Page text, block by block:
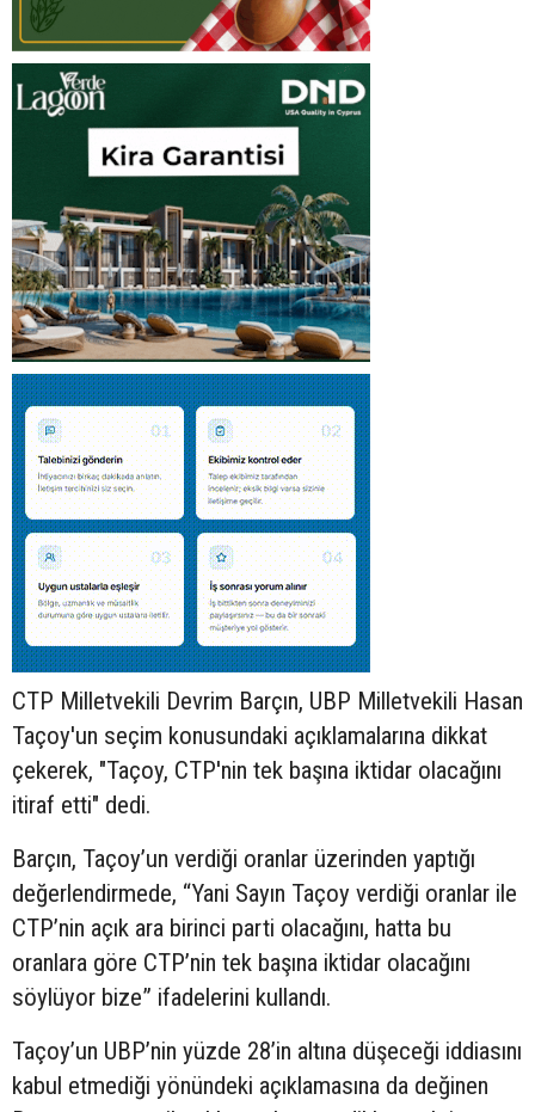
CTP Milletvekili Devrim Barçın, UBP Milletvekili Hasan
Taçoy'un seçim konusundaki açıklamalarına dikkat
çekerek, "Taçoy, CTP'nin tek başına iktidar olacağını
itiraf etti" dedi.
Barçın, Taçoy’un verdiği oranlar üzerinden yaptığı
değerlendirmede, “Yani Sayın Taçoy verdiği oranlar ile
CTP’nin açık ara birinci parti olacağını, hatta bu
oranlara göre CTP’nin tek başına iktidar olacağını
söylüyor bize” ifadelerini kullandı.
Taçoy’un UBP’nin yüzde 28’in altına düşeceği iddiasını
kabul etmediği yönündeki açıklamasına da değinen